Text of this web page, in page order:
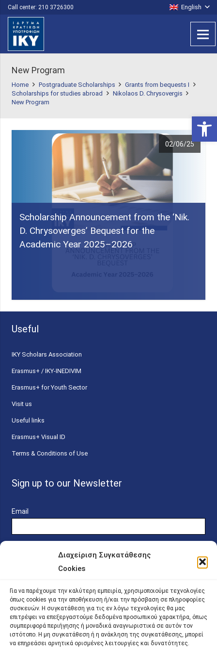
Διαχείριση Συγκατάθεσης
Cookies
Για να παρέχουμε την καλύτερη εμπειρία, χρησιμοποιούμε τεχνολογίες
όπως cookies για την αποθήκευση ή/και την πρόσβαση σε πληροφορίες
συσκευών. Η συγκατάθεση για τις εν λόγω τεχνολογίες θα μας
επιτρέψει να επεξεργαστούμε δεδομένα προσωπικού χαρακτήρα, όπως
συμπεριφορά περιήγησης ή μοναδικά αναγνωριστικά σε αυτόν τον
ιστότοπο. Η μη συγκατάθεση ή η ανάκληση της συγκατάθεσης, μπορεί
να επηρεάσει αρνητικά ορισμένες λειτουργίες και δυνατότητες.
Call center: 210 3726300 English
New Program
Home Postgraduate Scholarships
Grants from bequests I
Scholarships for studies abroad
Nikolaos D. Chrysovergis
New Program
02/06/25
Scholarship Announcement from the ‘Nik.
D. Chrysoverges’ Bequest for the
Academic Year 2025–2026
Useful
ΙΚΥ Scholars Association
Erasmus+ / IKY-INEDIVIM
Erasmus+ for Youth Sector
Visit us
Useful links
Erasmus+ Visual ID
Terms & Conditions of Use
Sign up to our Newsletter
Email
Online Platform for Scholarship Candidates
IKY – Transparency
Sitemap